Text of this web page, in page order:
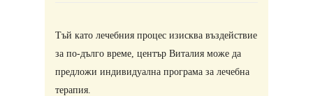
Тъй като лечебния процес изисква въздействие
за по-дълго време, център Виталия може да
предложи индивидуална програма за лечебна
терапия.